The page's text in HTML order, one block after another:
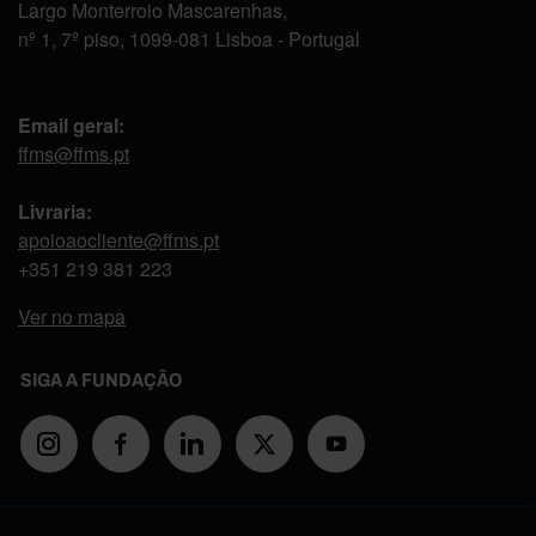
Largo Monterroio Mascarenhas,
nº 1, 7º piso, 1099-081 Lisboa - Portugal
Email geral:
ffms@ffms.pt
Livraria:
apoioaocliente@ffms.pt
+351 219 381 223
Ver no mapa
SIGA A FUNDAÇÃO